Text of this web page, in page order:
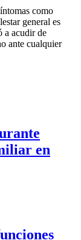
como
general es
a acudir de
ante cualquier
en